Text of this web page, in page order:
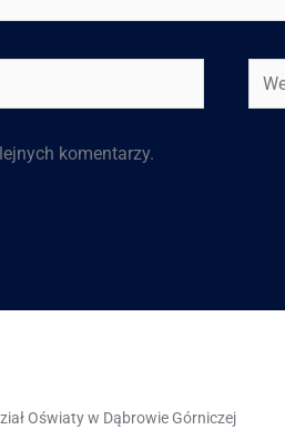
komentarzy.
Oświaty w Dąbrowie Górniczej